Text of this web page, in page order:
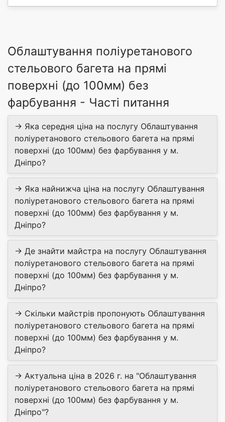
Облаштування поліуретанового
стельового багета на прямі
поверхні (до 100мм) без
фарбування - Часті питання
→ Яка середня ціна на послугу Облаштування
поліуретанового стельового багета на прямі
поверхні (до 100мм) без фарбування у м.
Дніпро?
→ Яка найнижча ціна на послугу Облаштування
поліуретанового стельового багета на прямі
поверхні (до 100мм) без фарбування у м.
Дніпро?
→ Де знайти майстра на послугу Облаштування
поліуретанового стельового багета на прямі
поверхні (до 100мм) без фарбування у м.
Дніпро?
→ Скільки майстрів пропонують Облаштування
поліуретанового стельового багета на прямі
поверхні (до 100мм) без фарбування у м.
Дніпро?
→ Актуальна ціна в 2026 г. на "Облаштування
поліуретанового стельового багета на прямі
поверхні (до 100мм) без фарбування у м.
Дніпро"?